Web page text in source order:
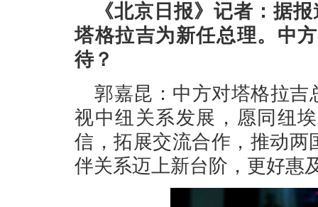
《北京日报》记者：据
塔格拉吉为新任总理。中
待？
郭嘉昆：中方对塔格拉吉
视中纽关系发展，愿同纽
信，拓展交流合作，推动
伴关系迈上新台阶，更好惠